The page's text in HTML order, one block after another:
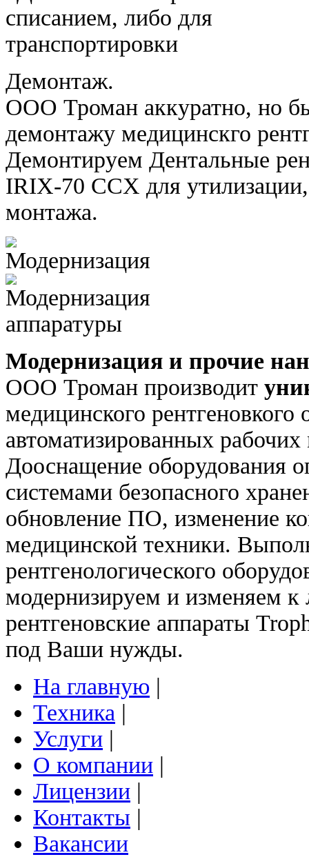
Демонтаж.
ООО Троман аккуратно, но
демонтажу медицинскго
Демонтируем Дентальные
IRIX-70 CCX для
монтажа.
Модернизация и прочие
ООО Троман производит
медицинского рентгеновкого
автоматизированных
Дооснащение оборудования
системами безопасного
обновление ПО, изменение
медицинской техники.
рентгенологического
модернизируем и изменяем
рентгеновские аппараты
под Ваши нужды.
На главную |
Техника |
Услуги |
О компании |
Лицензии |
Контакты |
Вакансии